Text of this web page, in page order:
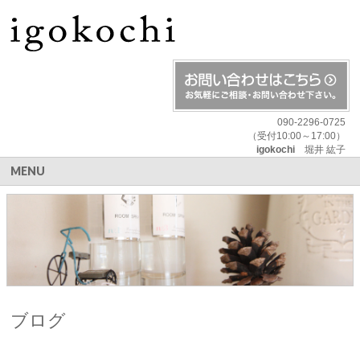
090-2296-0725
（受付10:00～17:00）
igokochi堀井 紘子
MENU
ブログ